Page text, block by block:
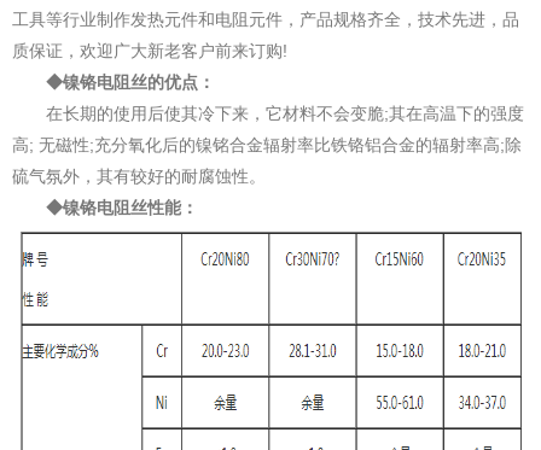
工具等行业制作发热元件和电阻元件，产品规格齐全，技术先进，品
质保证，欢迎广大新老客户前来订购!
◆镍铬电阻丝的优点：
在长期的使用后使其冷下来，它材料不会变脆;其在高温下的强度
高; 无磁性;充分氧化后的镍铭合金辐射率比铁铬铝合金的辐射率高;除
硫气氛外，其有较好的耐腐蚀性。
◆镍铬电阻丝性能：